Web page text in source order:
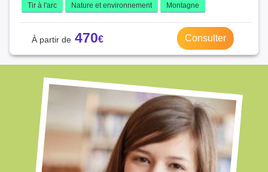
Tir à l'arc
Nature et environnement Montagne
470 Consulter